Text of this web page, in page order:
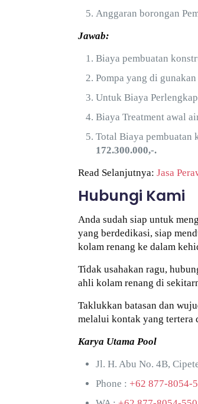
Anggaran borongan
Jawab:
Biaya pembuatan
Pompa yang di
Untuk Biaya
Biaya Treatment awal
Total Biaya pembuatan
172.300.000,-.
Read Selanjutnya:Jasa
Hubungi Kami
Anda sudah siap untuk
yang berdedikasi, siap
kolam renang ke dalam
Tidak usahakan ragu,
ahli kolam renang di
Taklukkan batasan dan
melalui kontak yang tertera
Karya Utama Pool
Jl. H. Abu No. 4B,
Phone :+62 877-8054-